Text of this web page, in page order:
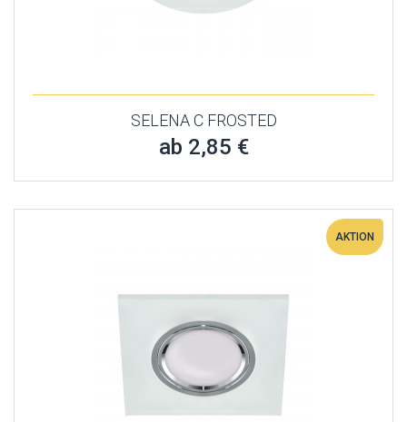
SELENA C FROSTED
ab 2,85 €
AKTION